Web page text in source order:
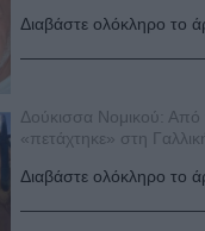
Διαβάστε ολόκληρο το
Δούκισσα Νομικού:
«πετάχτηκε» στη
Διαβάστε ολόκληρο το